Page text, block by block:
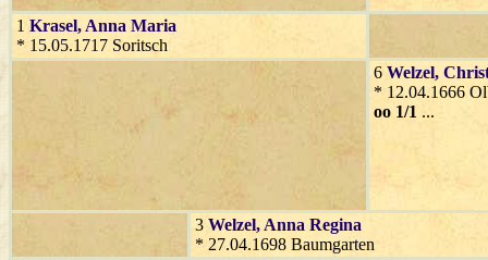
1 Krasel, Anna Maria
* 15.05.1717 Soritsch
6 Welzel,
* 12.04.1666
oo 1/1 ...
3 Welzel, Anna Regina
* 27.04.1698 Baumgarten